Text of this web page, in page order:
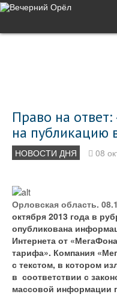
Право на
на публикацию
НОВОСТИ ДНЯ 08
Орловская область.
октября 2013 года в
опубликована
Интернета от
тарифа». Компания
с текстом, в котором
в соответствии с
массовой информации